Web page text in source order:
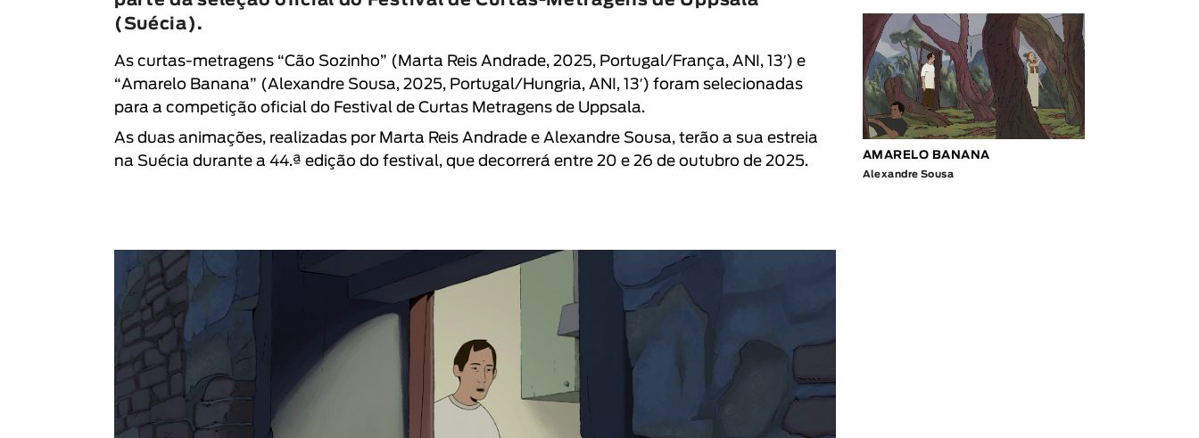
(Suécia).
As curtas-metragens “Cão Sozinho” ( Marta Reis Andrade, 2025, Portugal/França, ANI, 13′) e
“Amarelo Banana” (Alexandre Sousa, 2025, Portugal/Hungria, ANI, 13′) foram selecionadas
para a competição oficial do Festival de Curtas Metragens de Uppsala.
As duas animações, realizadas por Marta Reis Andradee Alexandre Sousa, terão a sua estreia
na Suécia durante a 44.ª edição do festival, que decorrerá entre 20 e 26 de outubro de 2025.
AMARELO BANANA
Alexandre Sousa